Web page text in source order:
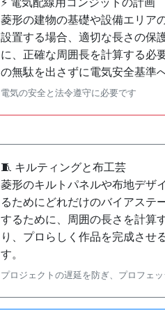
菱形の建物の基礎や設備エリア
設置する場合、適切な長さの保
に、正確な周囲長を計算する必
の無駄を出さずに電気安全基準
電気の安全と法令遵守に必要です
🧵 キルティングと布工芸
菱形のキルトパネルや布地デザ
るためにどれだけのバイアステ
するために、周囲の長さを計算
り、プロらしく作品を完成させ
す。
プロジェクトの遅延を防ぎ、プロフェ